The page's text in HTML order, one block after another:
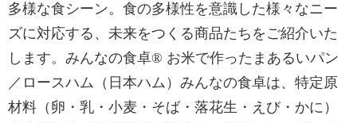
多様な食シーン。食の多様性を意識した様々なニー
ズに対応する、未来をつくる商品たちをご紹介いた
します。みんなの食卓® お米で作ったまあるいパン
／ロースハム（日本ハム）みんなの食卓は、特定原
材料（卵・乳・小麦・そば・落花生・えび・かに）